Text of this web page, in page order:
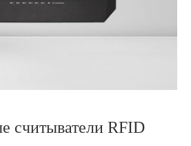
считыватели RFID